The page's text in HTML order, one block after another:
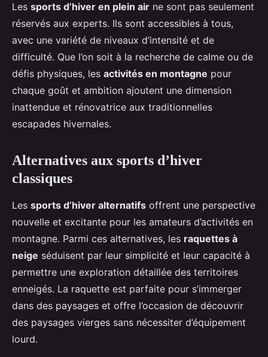
Les sports d’hiver en plein air ne sont pas seulement
réservés aux experts. Ils sont accessibles à tous,
avec une variété de niveaux d’intensité et de
difficulté. Que l’on soit à la recherche de calme ou de
défis physiques, les activités en montagne pour
chaque goût et ambition ajoutent une dimension
inattendue et rénovatrice aux traditionnelles
escapades hivernales.
Alternatives aux sports d’hiver
classiques
Les sports d’hiver alternatifs offrent une perspective
nouvelle et excitante pour les amateurs d’activités en
montagne. Parmi ces alternatives, les raquettes à
neige séduisent par leur simplicité et leur capacité à
permettre une exploration détaillée des territoires
enneigés. La raquette est parfaite pour s’immerger
dans des paysages et offre l’occasion de découvrir
des paysages vierges sans nécessiter d’équipement
lourd.